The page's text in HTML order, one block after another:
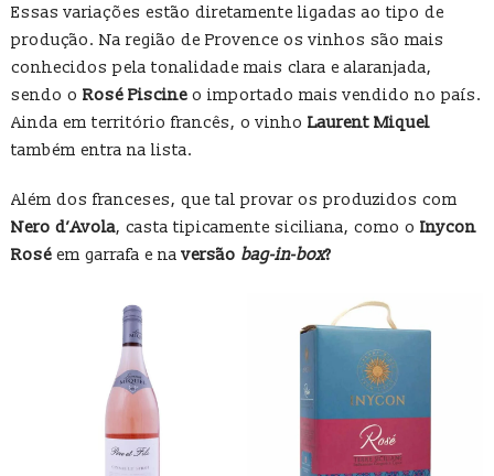
Essas variações estão diretamente ligadas ao tipo de
produção. Na região de Provence os vinhos são mais
conhecidos pela tonalidade mais clara e alaranjada,
sendo o Rosé Piscine o importado mais vendido no país.
Ainda em território francês, o vinho Laurent Miquel
também entra na lista.
Além dos franceses, que tal provar os produzidos com
Nero d’Avola, casta tipicamente siciliana, como o Inycon
Rosé em garrafa e naversão bag-in-box?